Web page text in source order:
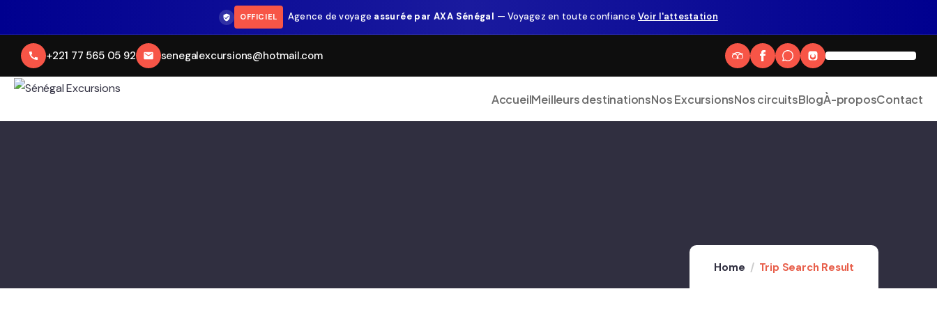
OFFICIEL Agence de voyage assurée par AXA Sénégal — Voyagez en toute confianceVoir l'attestation
+221 77 565 05 92 senegalexcursions@hotmail.com
AccueilMeilleurs destinationsNos ExcursionsNos circuitsBlogÀ-proposContact
Home Trip Search Result